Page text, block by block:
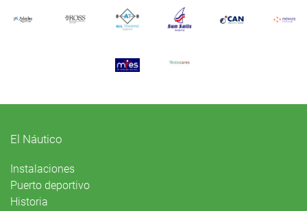
El Náutico
Instalaciones
Puerto deportivo
Historia